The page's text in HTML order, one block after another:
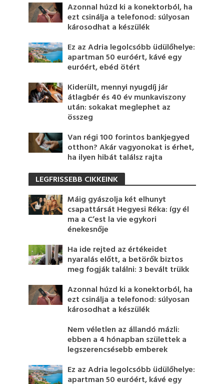
Azonnal húzd ki a konektorból, ha
ezt csinálja a telefonod: súlyosan
károsodhat a készülék
Ez az Adria legolcsóbb üdülőhelye:
apartman 50 euróért, kávé egy
euróért, ebéd ötért
Kiderült, mennyi nyugdíj jár
átlagbér és 40 év munkaviszony
után: sokakat meglephet az
összeg
Van régi 100 forintos bankjegyed
otthon? Akár vagyonokat is érhet,
ha ilyen hibát találsz rajta
LEGFRISSEBB CIKKEINK
Máig gyászolja két elhunyt
csapattársát Hegyesi Réka: így él
ma a C’est la vie egykori
énekesnője
Ha ide rejted az értékeidet
nyaralás előtt, a betörők biztos
meg fogják találni: 3 bevált trükk
Azonnal húzd ki a konektorból, ha
ezt csinálja a telefonod: súlyosan
károsodhat a készülék
Nem véletlen az állandó mázli:
ebben a 4 hónapban születtek a
legszerencsésebb emberek
Ez az Adria legolcsóbb üdülőhelye:
apartman 50 euróért, kávé egy